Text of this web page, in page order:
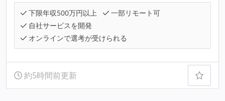
下限年収500万円以上
一部リモート可
自社サービスを開発
オンラインで選考が受けられる
約5時間前更新